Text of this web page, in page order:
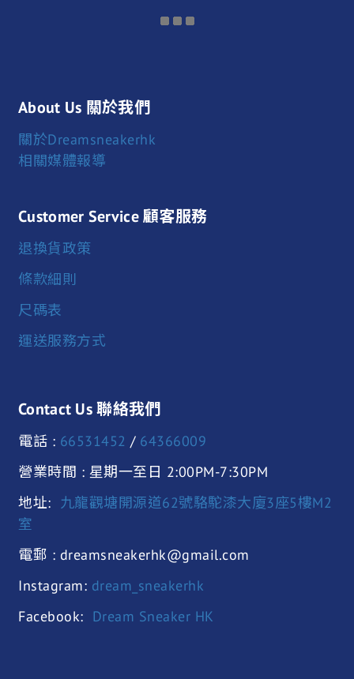
About Us 關於我們
關於Dreamsneakerhk
相關媒體報導
Customer Service 顧客服務
退換貨政策
條款細則
尺碼表
運送服務方式
Contact Us 聯絡我們
電話 : 66531452 / 64366009
營業時間 : 星期一至日 2:00PM-7:30PM
地址:
九龍觀塘開源道62號駱駝漆大廈3座5樓M2
室
電郵 : dreamsneakerhk@gmail.com
Instagram: dream_sneakerhk
Facebook: Dream Sneaker HK